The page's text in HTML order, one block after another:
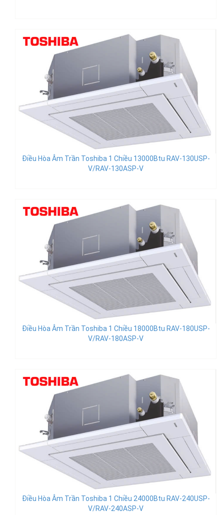
Điều Hòa Âm Trần Toshiba 1 Chiều 13000Btu RAV-130USP-
V/RAV-130ASP-V
Điều Hòa Âm Trần Toshiba 1 Chiều 18000Btu RAV-180USP-
V/RAV-180ASP-V
Điều Hòa Âm Trần Toshiba 1 Chiều 24000Btu RAV-240USP-
V/RAV-240ASP-V